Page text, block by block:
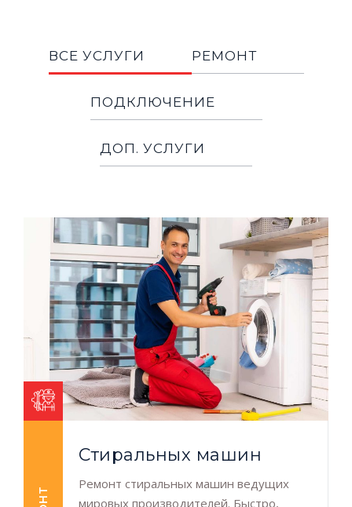
ВСЕ УСЛУГИ РЕМОНТ
ПОДКЛЮЧЕНИЕ
ДОП. УСЛУГИ
Cтиральных машин
Ремонт стиральных машин ведущих
мировых производителей. Быстро,